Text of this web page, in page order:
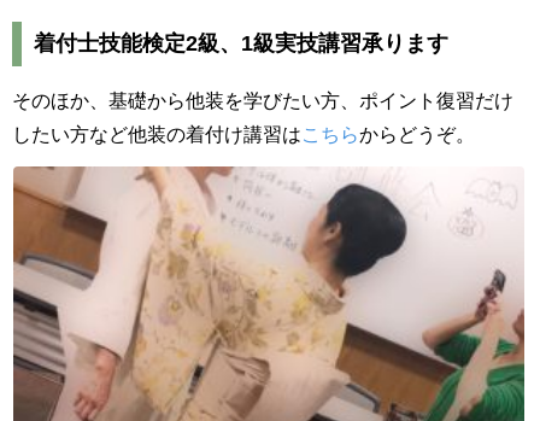
着付士技能検定2級、1級実技講習承ります
そのほか、基礎から他装を学びたい方、ポイント復習だけ
したい方など他装の着付け講習はこちらからどうぞ。